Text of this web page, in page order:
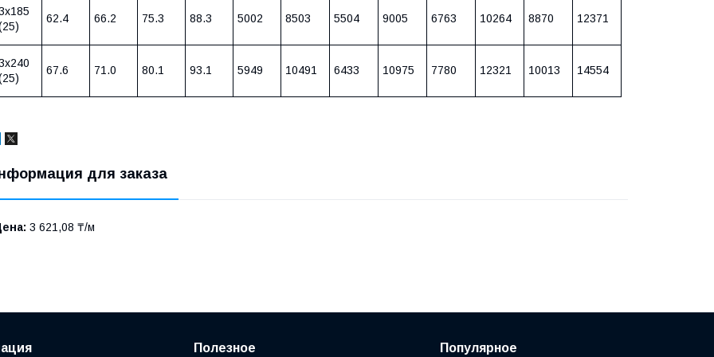
62.4 66.2 75.3 88.3 5002 8503 5504 9005 6763 10264 8870 12371
67.6 71.0 80.1 93.1 5949 10491 6433 10975 7780 12321 10013 14554
для заказа
3 621,08 ₸/м
Полезное Популярное